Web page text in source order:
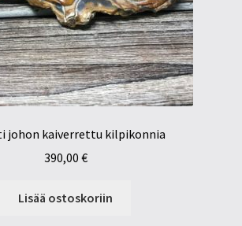
johon kaiverrettu kilpikonnia
390,00 €
Lisää ostoskoriin